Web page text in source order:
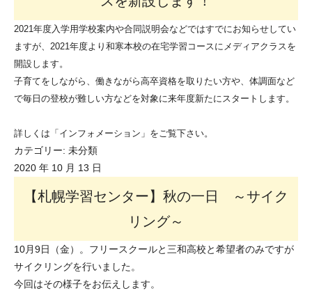
2021年度入学用学校案内や合同説明会などではすでにお知らせしてい
ますが、2021年度より和寒本校の在宅学習コースにメディアクラスを
開設します。
子育てをしながら、働きながら高卒資格を取りたい方や、体調面など
で毎日の登校が難しい方などを対象に来年度新たにスタートします。
詳しくは「インフォメーション」をご覧下さい。
カテゴリー: 未分類
2020 年 10 月 13 日
【札幌学習センター】秋の一日 ～サイク
リング～
10月9日（金）。フリースクールと三和高校と希望者のみですが
サイクリングを行いました。
今回はその様子をお伝えします。